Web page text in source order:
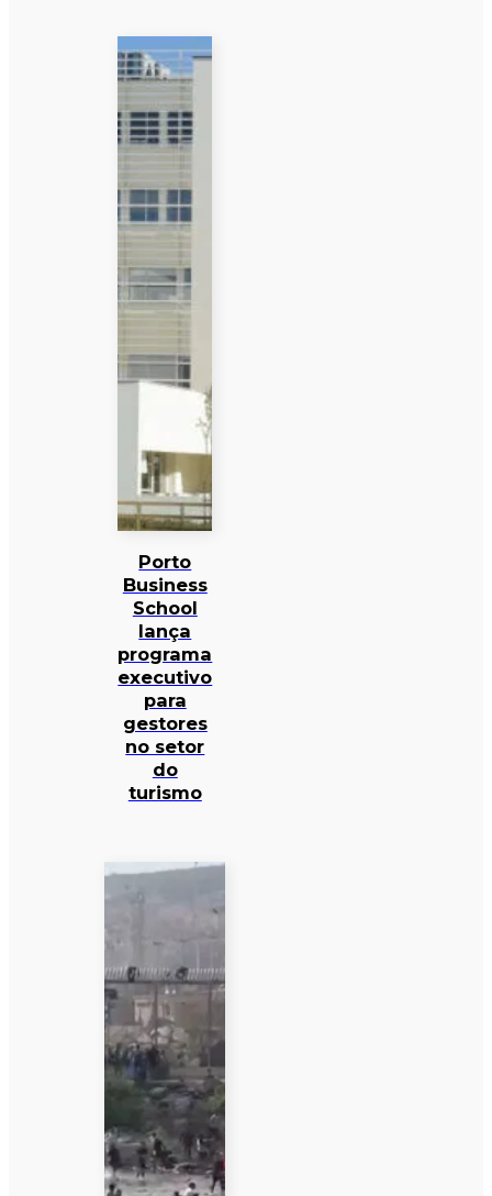
Porto
Business
School
lança
programa
executivo
para
gestores
no setor
do
turismo